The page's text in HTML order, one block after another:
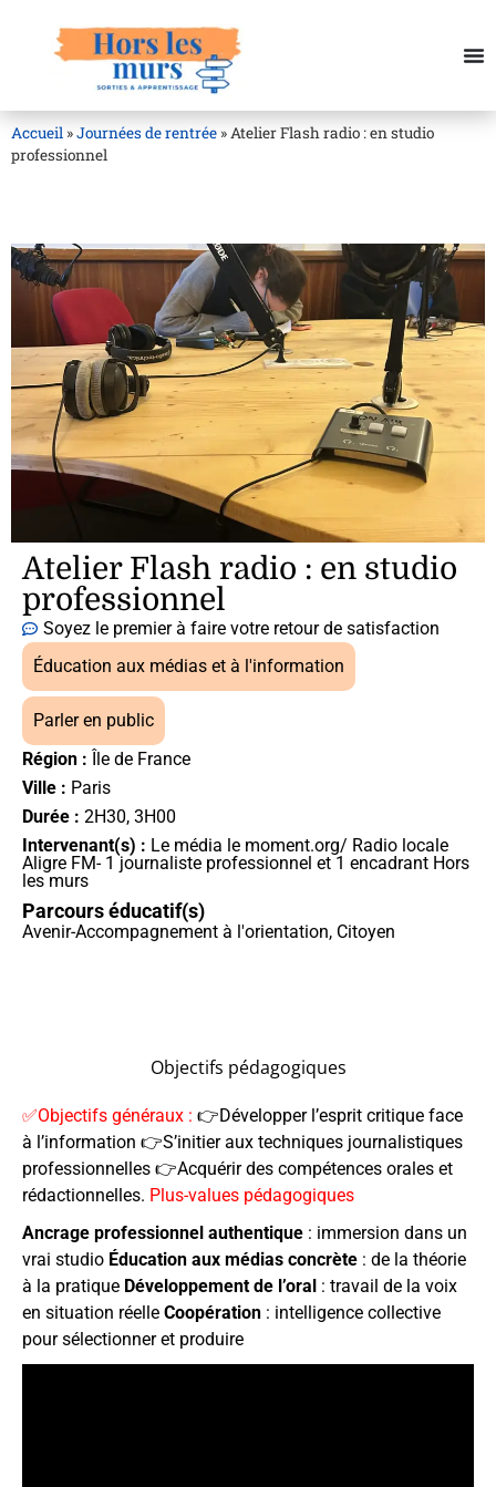
Accueil »Journées de rentrée »Atelier Flash radio : en studio
professionnel
Atelier Flash radio : en studio
professionnel
Soyez le premier à faire votre retour de satisfaction
Éducation aux médias et à l'information
Parler en public
Région : Île de France
Ville : Paris
Durée : 2H30, 3H00
Intervenant(s) : Le média le moment.org/ Radio locale
Aligre FM- 1 journaliste professionnel et 1 encadrant Hors
les murs
Parcours éducatif(s)
Avenir-Accompagnement à l'orientation, Citoyen
Objectifs pédagogiques
✅Objectifs généraux : 👉Développer l’esprit critique face
à l’information 👉S’initier aux techniques journalistiques
professionnelles 👉Acquérir des compétences orales et
rédactionnelles. Plus-values pédagogiques
Ancrage professionnel authentique : immersion dans un
vrai studio Éducation aux médias concrète : de la théorie
à la pratique Développement de l’oral : travail de la voix
en situation réelle Coopération : intelligence collective
pour sélectionner et produire